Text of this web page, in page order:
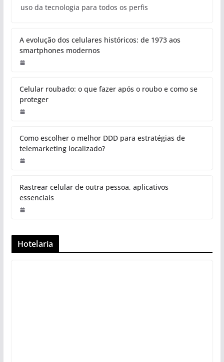
uso da tecnologia para todos os perfis
A evolução dos celulares históricos: de 1973 aos
smartphones modernos
Celular roubado: o que fazer após o roubo e como se
proteger
Como escolher o melhor DDD para estratégias de
telemarketing localizado?
Rastrear celular de outra pessoa, aplicativos
essenciais
Hotelaria